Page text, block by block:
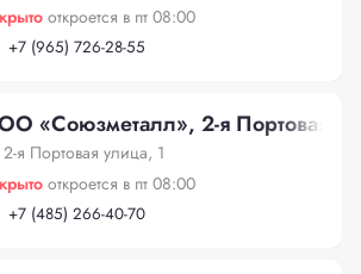
откроется в пт 08:00
+7 (965) 726-28-55
«Союзметалл», 2-я Портовая
2-я Портовая улица, 1
откроется в пт 08:00
+7 (485) 266-40-70